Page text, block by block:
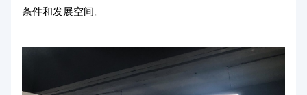
条件和发展空间。